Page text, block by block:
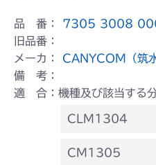
品 番： 7305 3008
旧品番：
メーカ： CANYCOM（筑
備 考：
適 合：機種及び該当する
CLM1304
ミッション
CM1305